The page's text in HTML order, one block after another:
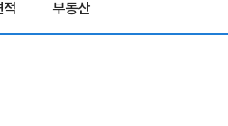
적 부동산